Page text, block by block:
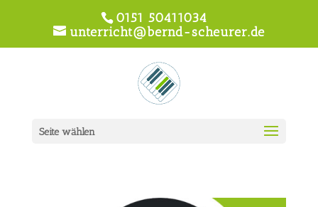
0151 50411034
unterricht@bernd-scheurer.de
Seite wählen